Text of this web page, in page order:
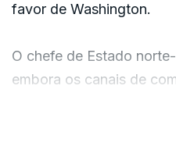
aéreas -- entre as quais
aumentos nos seus
favor de Washington.
O chefe de Estado
embora os canais de